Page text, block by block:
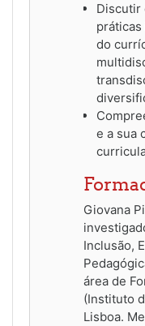
Discutir
do
e a sua
Giovana
Inclusão,
área de
(Instituto
Lisboa.